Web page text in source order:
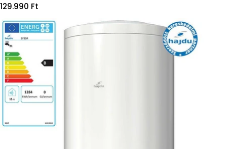
Regular
129.990 Ft